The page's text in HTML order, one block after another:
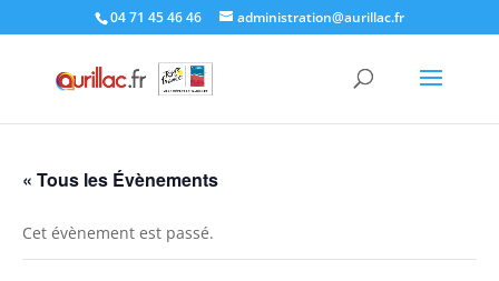
04 71 45 46 46 administration@aurillac.fr
« Tous les Évènements
Cet évènement est passé.